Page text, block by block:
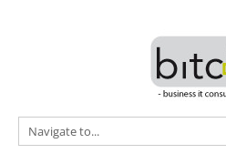
Home
vTiger CRM